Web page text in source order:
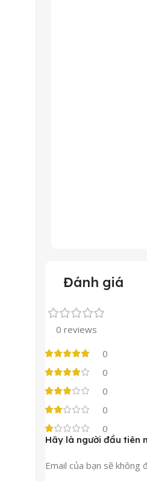
Đánh giá
0 reviews
0
0
0
0
0
Hãy là người đầu tiên
Email của bạn sẽ không